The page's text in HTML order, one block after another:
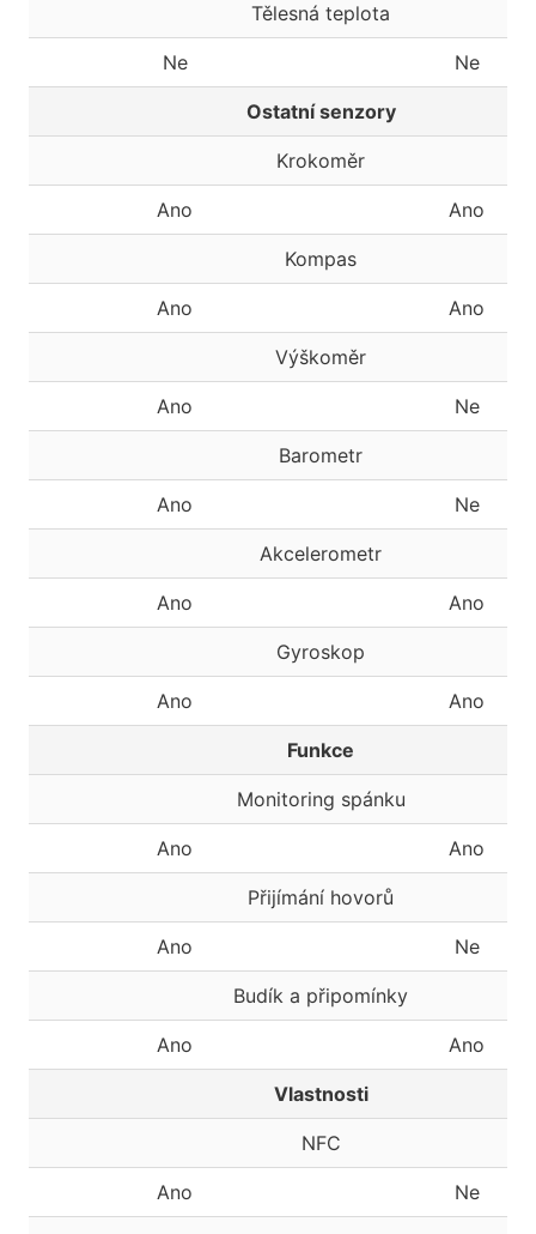
Tělesná teplota
Ne Ne
Ostatní senzory
Krokoměr
Ano Ano
Kompas
Ano Ano
Výškoměr
Ano Ne
Barometr
Ano Ne
Akcelerometr
Ano Ano
Gyroskop
Ano Ano
Funkce
Monitoring spánku
Ano Ano
Přijímání hovorů
Ano Ne
Budík a připomínky
Ano Ano
Vlastnosti
NFC
Ano Ne